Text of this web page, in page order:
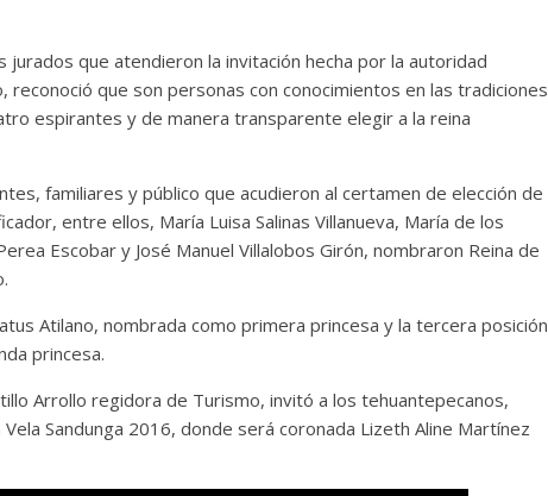
jurados que atendieron la invitación hecha por la autoridad
reconoció que son personas con conocimientos en las tradiciones
espirantes y de manera transparente elegir a la reina
familiares y público que acudieron al certamen de elección de
entre ellos, María Luisa Salinas Villanueva, María de los
Escobar y José Manuel Villalobos Girón, nombraron Reina de
Atilano, nombrada como primera princesa y la tercera posición
princesa.
Arrollo regidora de Turismo, invitó a los tehuantepecanos,
Sandunga 2016, donde será coronada Lizeth Aline Martínez